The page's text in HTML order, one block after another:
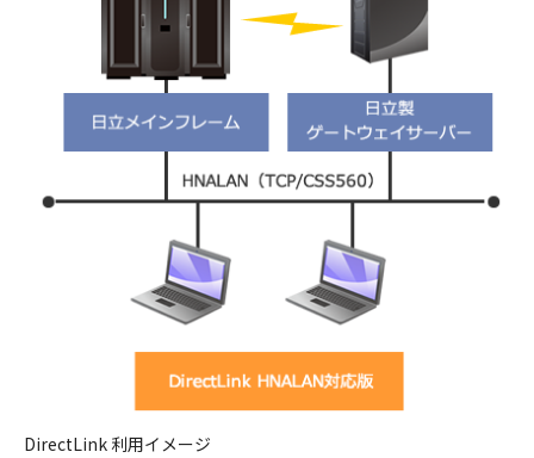
DirectLink 利用イメージ